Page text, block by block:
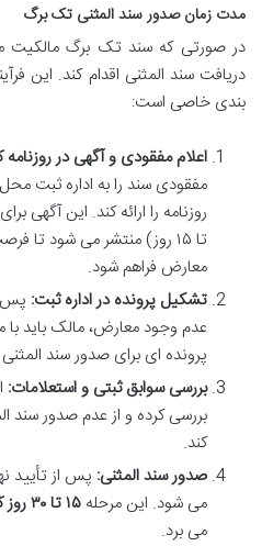
مدت زمان صدور سند المثنی تک برگ
در صورتی که سند تک برگ مالکیت
دریافت سند المثنی اقدام کند. این
بندی خاصی است:
اعلام مفقودی و آگهی در روزنامه
مفقودی سند را به اداره ثبت
تا ۱۵ روز) منتشر می شود تا
معارض فراهم شود.
تشکیل پرونده در اداره ثبت: پس
عدم وجود معارض، مالک باید
پرونده ای برای صدور سند
بررسی سوابق ثبتی و استعلامات:
بررسی کرده و از عدم صدور سند
کند.
صدور سند المثنی: پس از تأیید
می شود. این مرحله ۱۵ تا ۳۰ روز کاری
می برد.